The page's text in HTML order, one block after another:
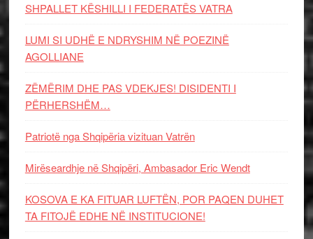
SHPALLET KËSHILLI I FEDERATËS VATRA
LUMI SI UDHË E NDRYSHIM NË POEZINË
AGOLLIANE
ZËMËRIM DHE PAS VDEKJES! DISIDENTI I
PËRHERSHËM…
Patriotë nga Shqipëria vizituan Vatrën
Mirëseardhje në Shqipëri, Ambasador Eric Wendt
KOSOVA E KA FITUAR LUFTËN, POR PAQEN DUHET
TA FITOJË EDHE NË INSTITUCIONE!